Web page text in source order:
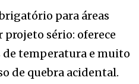
para áreas
sério: oferece
de temperatura e muito
de quebra acidental.